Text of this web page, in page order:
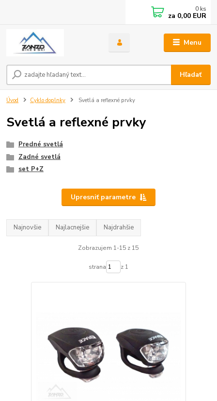
Menu
Hľadať
0 ks
za 0,00 EUR
Úvod Cyklo doplnky Svetlá a reflexné prvky
Svetlá a reflexné prvky
Predné svetlá
Zadné svetlá
set P+Z
Upresniť parametre
Najnovšie Najlacnejšie Najdrahšie
Zobrazujem 1-15 z 15
strana z 1